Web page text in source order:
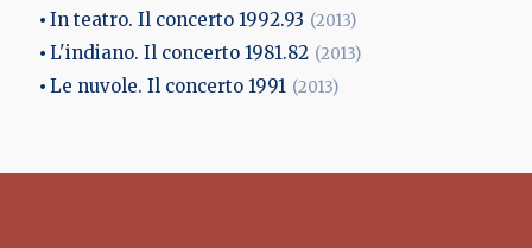
In teatro. Il concerto 1992.93 (2013)
L'indiano. Il concerto 1981.82 (2013)
Le nuvole. Il concerto 1991 (2013)